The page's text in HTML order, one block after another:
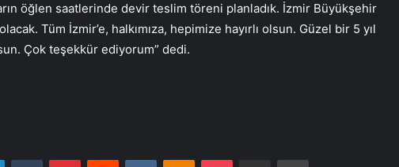
öğlen saatlerinde devir teslim töreni planladık. İzmir Büyükşehir
Tüm İzmir’e, halkımıza, hepimize hayırlı olsun. Güzel bir 5 yıl
Çok teşekkür ediyorum” dedi.
LinkedInTumblr PinterestReddit VKontakteOdnoklassniki
Pocket E-Posta ile paylaş Yazdır